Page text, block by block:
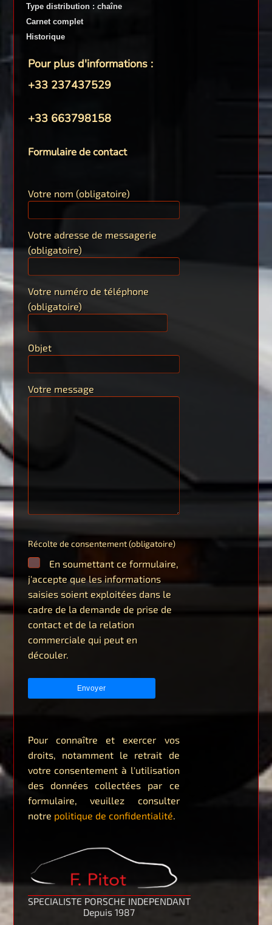
Type distribution : chaîne
Carnet complet
Historique
Pour plus d'informations :
+33 237437529
+33 663798158
Formulaire de contact
Votre nom (obligatoire)
Votre adresse de messagerie
(obligatoire)
Votre numéro de téléphone
(obligatoire)
Objet
Votre message
Récolte de consentement (obligatoire)
En soumettant ce formulaire,
j'accepte que les informations
saisies soient exploitées dans le
cadre de la demande de prise de
contact et de la relation
commerciale qui peut en
découler.
Pour connaître et exercer vos
droits, notamment le retrait de
votre consentement à l'utilisation
des données collectées par ce
formulaire, veuillez consulter
notre politique de confidentialité.
SPECIALISTE PORSCHE INDEPENDANT
Depuis 1987